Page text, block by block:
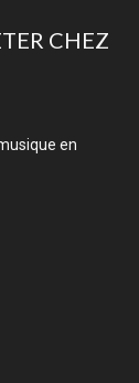
CHEZ
en